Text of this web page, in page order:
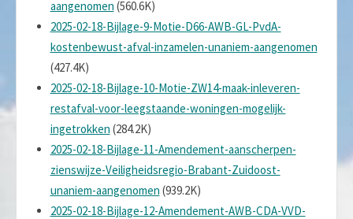
aangenomen (560.6K)
2025-02-18-Bijlage-9-Motie-D66-AWB-GL-PvdA-
kostenbewust-afval-inzamelen-unaniem-aangenomen
(427.4K)
2025-02-18-Bijlage-10-Motie-ZW14-maak-inleveren-
restafval-voor-leegstaande-woningen-mogelijk-
ingetrokken (284.2K)
2025-02-18-Bijlage-11-Amendement-aanscherpen-
zienswijze-Veiligheidsregio-Brabant-Zuidoost-
unaniem-aangenomen (939.2K)
2025-02-18-Bijlage-12-Amendement-AWB-CDA-VVD-